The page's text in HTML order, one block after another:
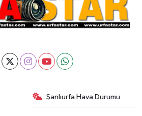
Şanlıurfa Hava Durumu